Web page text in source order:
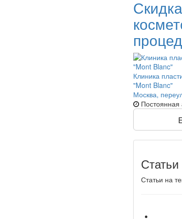
Клиника
"Mont Blanc"
Москва,
Постоянная
Статьи
Статьи на